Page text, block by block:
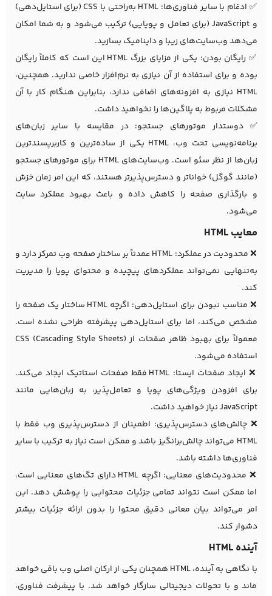
✅ ادغام با سایر فناوری‌ها: HTML به‌راحتی با CSS (برای استایل‌دهی)
و JavaScript (برای تعامل و پویایی) ترکیب می‌شود و به شما امکان
می‌دهد وب‌سایت‌های زیبا و داینامیک بسازید.
✅ رایگان بودن: یکی از مزایای بزرگ HTML این است که کاملاً رایگان
بوده و برای استفاده از آن نیازی به نرم‌افزار خاصی ندارید. همچنین،
HTML نیازی به افزونه‌های اضافی ندارد، بنابراین هنگام کار با آن
مشکلات مربوط به پلاگین‌ها را نخواهید داشت.
✅ دوستدار موتورهای جستجو: در مقایسه با سایر زبان‌های
برنامه‌نویسی تحت وب، HTML یکی از ساده‌ترین و کاربرپسندترین
زبان‌ها از نظر سئو است. وب‌سایت‌های HTML برای موتورهای جستجو
(مانند گوگل) خواناتر و دسترس‌پذیرتر هستند، که این امر زمان خزش
و بارگذاری صفحه را کاهش داده و باعث بهبود عملکرد سایت
می‌شود.
معایب HTML
❌ محدودیت در عملکرد: HTML عمدتاً بر ساختار صفحه وب تمرکز دارد و
به‌تنهایی نمی‌تواند عملکردهای پیچیده و محتوای پویا را مدیریت
کند.
❌ مناسب نبودن برای استایل‌دهی: اگرچه HTML ساختار یک صفحه را
مشخص می‌کند، اما برای استایل‌دهی پیشرفته طراحی نشده است.
معمولاً برای بهبود ظاهر صفحات از CSS (Cascading Style Sheets)
استفاده می‌شود.
❌ ایجاد صفحات ایستا: HTML فقط صفحات استاتیک ایجاد می‌کند.
برای افزودن ویژگی‌های پویا و تعامل‌پذیر، به زبان‌هایی مانند
JavaScript نیاز خواهید داشت.
❌ چالش‌های دسترس‌پذیری: اطمینان از دسترس‌پذیری وب فقط با
HTML می‌تواند چالش‌برانگیز باشد و ممکن است نیاز به ترکیب با سایر
فناوری‌ها داشته باشد.
❌ محدودیت‌های معنایی: اگرچه HTML دارای تگ‌های معنایی است،
اما ممکن است نتواند تمامی جزئیات محتوایی را پوشش دهد. این
امر می‌تواند بیان معانی دقیق محتوا را بدون ارائه جزئیات بیشتر
دشوار کند.
آینده HTML
با نگاهی به آینده، HTML همچنان یکی از ارکان اصلی وب باقی خواهد
ماند و با تحولات دیجیتالی سازگار خواهد شد. با پیشرفت فناوری،